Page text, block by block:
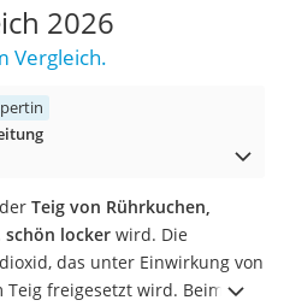
2026
Vergleich.
Teig von Rührkuchen,
schön locker wird. Die
das unter Einwirkung von
Teig freigesetzt wird. Beim